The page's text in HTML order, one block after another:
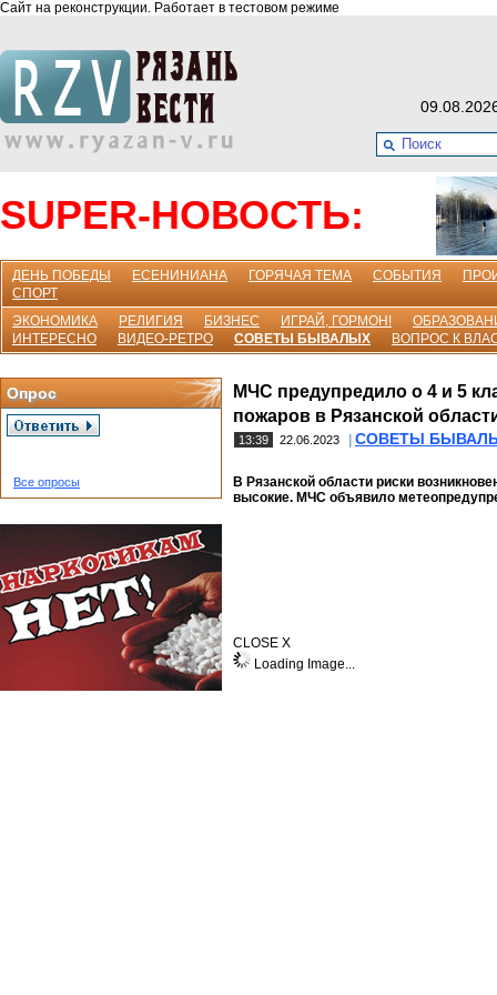
Сайт на реконструкции. Работает в тестовом режиме
SUPER-НОВОСТЬ:
ДЕНЬ ПОБЕДЫ ЕСЕНИНИАНА ГОРЯЧАЯ ТЕМА СОБЫТИЯ
СПОРТ
ЭКОНОМИКА
РЕЛИГИЯ БИЗНЕС ИГРАЙ, ГОРМОН!
ИНТЕРЕСНО
ВИДЕО-РЕТРО СОВЕТЫ БЫВАЛЫХ ВОПРОС К
Опрос
Все опросы
МЧС предупредило о 4 и 5
пожаров в Рязанской
13:39 22.06.2023 СОВЕТЫ
В Рязанской области риски
высокие. МЧС объявило
CLOSE X
Loading Image...